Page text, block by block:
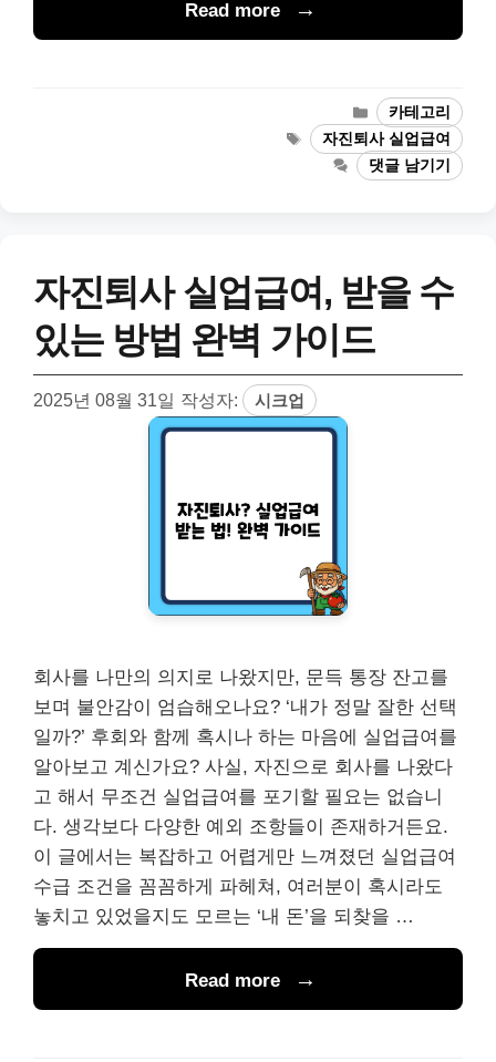
Read more
카
테
고
리
카테고리
태
그
자진퇴사 실업급여
댓글 남기기
자진퇴사 실업급여, 받을 수
있는 방법 완벽 가이드
2025년 08월 31일 작성자: 시크업
회사를 나만의 의지로 나왔지만, 문득 통장 잔고를
보며 불안감이 엄습해오나요? ‘내가 정말 잘한 선택
일까?’ 후회와 함께 혹시나 하는 마음에 실업급여를
알아보고 계신가요? 사실, 자진으로 회사를 나왔다
고 해서 무조건 실업급여를 포기할 필요는 없습니
다. 생각보다 다양한 예외 조항들이 존재하거든요.
이 글에서는 복잡하고 어렵게만 느껴졌던 실업급여
수급 조건을 꼼꼼하게 파헤쳐, 여러분이 혹시라도
놓치고 있었을지도 모르는 ‘내 돈’을 되찾을 …
Read more